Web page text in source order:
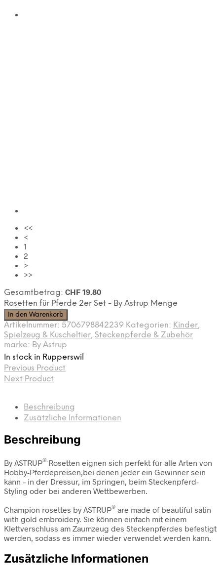
<<
<
1
2
>
>>
Gesamtbetrag: CHF 19.80
Rosetten für Pferde 2er Set - By Astrup Menge
In den Warenkorb
Artikelnummer: 5706798842239 Kategorien: Kinder,
Spielzeug & Kuscheltier, Steckenpferde & Zubehör
marke: By Astrup
In stock in Rupperswil
Previous Product
Next Product
Beschreibung
Zusätzliche Informationen
Beschreibung
By ASTRUP®-Rosetten eignen sich perfekt für alle Arten von
Hobby-Pferdepreisen, bei denen jeder ein Gewinner sein
kann – in der Dressur, im Springen, beim Steckenpferd-
Styling oder bei anderen Wettbewerben.
Champion rosettes by ASTRUP® are made of beautiful satin
with gold embroidery. Sie können einfach mit einem
Klettverschluss am Zaumzeug des Steckenpferdes befestigt
werden, sodass es immer wieder verwendet werden kann.
Zusätzliche Informationen